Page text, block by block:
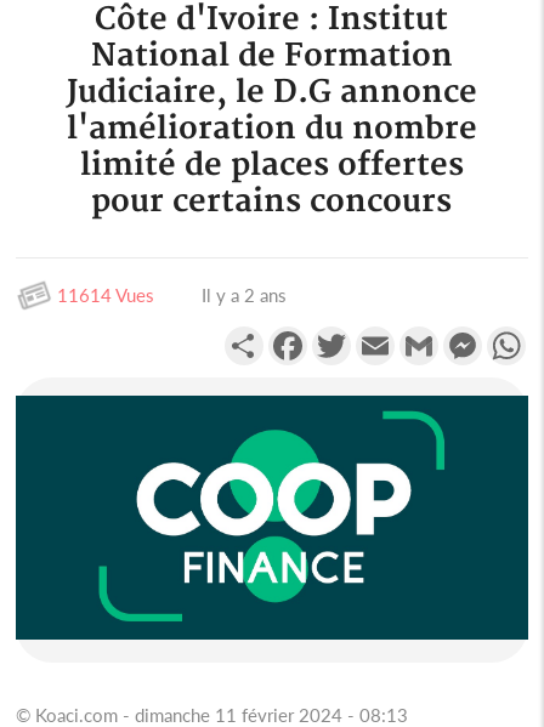
Côte d'Ivoire : Institut
National de Formation
Judiciaire, le D.G annonce
l'amélioration du nombre
limité de places offertes
pour certains concours
11614 Vues Il y a 2 ans
PartagerFacebookTwitterEmail Gmail
© Koaci.com - dimanche 11 février 2024 - 08:13